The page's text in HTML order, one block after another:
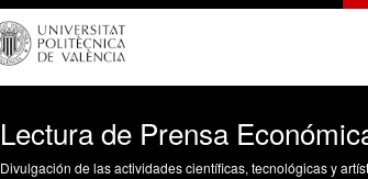
Lectura de Prensa
Divulgación de las actividades científicas, tecnológicas y